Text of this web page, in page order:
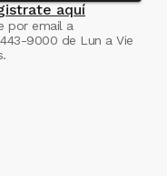
aquí
por email a
9000 de Lun a Vie